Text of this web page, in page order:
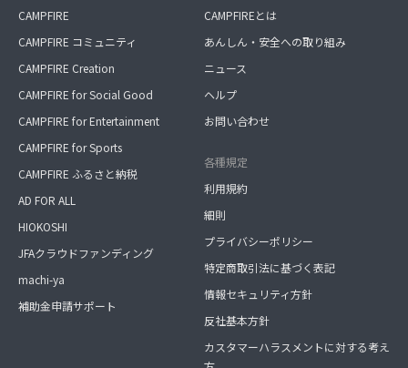
CAMPFIRE
CAMPFIRE コミュニティ
CAMPFIRE Creation
CAMPFIRE for Social Good
CAMPFIRE for Entertainment
CAMPFIRE for Sports
CAMPFIRE ふるさと納税
AD FOR ALL
HIOKOSHI
JFAクラウドファンディング
machi-ya
補助金申請サポート
CAMPFIREとは
あんしん・安全への取り組み
ニュース
ヘルプ
お問い合わせ
各種規定
利用規約
細則
プライバシーポリシー
特定商取引法に基づく表記
情報セキュリティ方針
反社基本方針
カスタマーハラスメントに対する考え